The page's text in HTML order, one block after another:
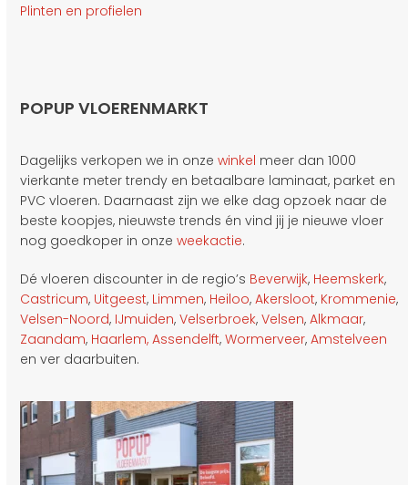
Plinten en profielen
POPUP VLOERENMARKT
Dagelijks verkopen we in onzewinkel meer dan 1000
vierkante meter trendy en betaalbare laminaat, parket en
PVC vloeren. Daarnaast zijn we elke dag opzoek naar de
beste koopjes, nieuwste trends én vind jij je nieuwe vloer
nog goedkoper in onzeweekactie.
Dé vloeren discounter in de regio’s Beverwijk, Heemskerk,
Castricum, Uitgeest, Limmen, Heiloo,Akersloot, Krommenie,
Velsen-Noord, IJmuiden,Velserbroek,Velsen,Alkmaar,
Zaandam, Haarlem, Assendelft,Wormerveer,Amstelveen
en ver daarbuiten.